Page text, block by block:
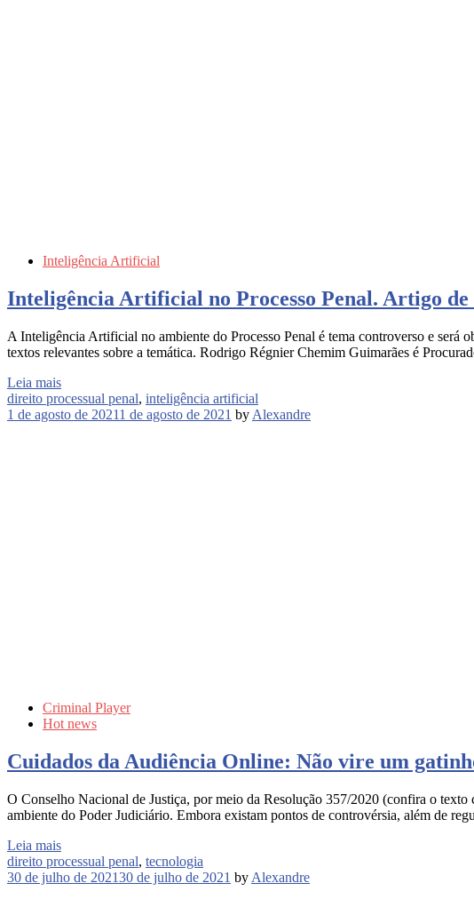
Inteligência Artificial
Inteligência Artificial no Processo Penal. Artigo
A Inteligência Artificial no ambiente do Processo Penal é tema controverso e será
textos relevantes sobre a temática. Rodrigo Régnier Chemim Guimarães é
Leia mais
direito processual penal, inteligência artificial
1 de agosto de 20211 de agosto de 2021 by Alexandre
Criminal Player
Hot news
Cuidados da Audiência Online: Não vire um
O Conselho Nacional de Justiça, por meio da Resolução 357/2020 (confira o
ambiente do Poder Judiciário. Embora existam pontos de controvérsia, além de
Leia mais
direito processual penal, tecnologia
30 de julho de 202130 de julho de 2021 by Alexandre